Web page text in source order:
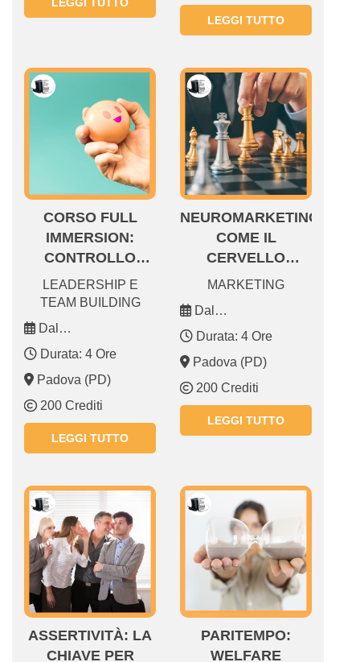
LEGGI TUTTO
CORSO FULL
IMMERSION:
CONTROLLO
EMOTIVO E
DECISIONI
LEADERSHIP E
TEAM BUILDING
Dal
21.11.2025 21.11.2025
Durata: 4 Ore
Padova (PD)
200 Crediti
LEGGI TUTTO
NEUROMARKETING:
COME IL
CERVELLO
DECIDE –
EMOZIONALI PER
COMUNICARE,
CONVINCERE,
VENDERE
MARKETING
Dal
03.10.2025 03.10.2025
Durata: 4 Ore
Padova (PD)
200 Crediti
LEGGI TUTTO
ASSERTIVITÀ: LA
CHIAVE PER
PARITEMPO:
WELFARE